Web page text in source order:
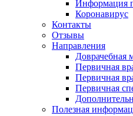
Информация
Коронавирус
Контакты
Отзывы
Направления
Доврачебная
Первичная
Первичная
Первичная
Полезная